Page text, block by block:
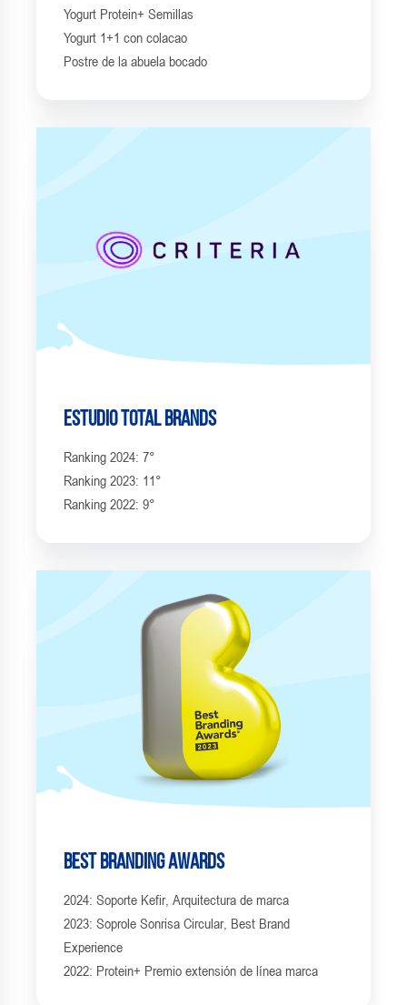
Yogurt Protein+ Semillas
Yogurt 1+1 con colacao
Postre de la abuela bocado
Estudio Total Brands
Ranking 2024: 7°
Ranking 2023: 11°
Ranking 2022: 9°
Best Branding Awards
2024: Soporte Kefir, Arquitectura de marca
2023: Soprole Sonrisa Circular, Best Brand
Experience
2022: Protein+ Premio extensión de línea marca